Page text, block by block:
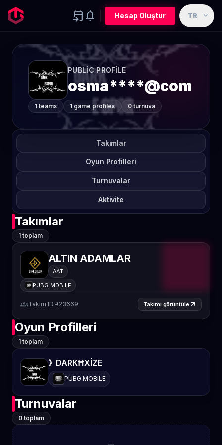
event_upcoming notifications Hesap Oluştur TR expand_more
PUBLIC PROFILE
osma****@com
1 teams 1 game profiles 0 turnuva
Takımlar
Oyun Profilleri
Turnuvalar
Aktivite
Takımlar
1 toplam
ALTIN ADAMLAR
AAT
PUBG MOBILE
groupsTakım ID #23669 Takımı görüntüle arrow_outward
Oyun Profilleri
1 toplam
》DARKĦXİZE
PUBG MOBILE
Turnuvalar
0 toplam